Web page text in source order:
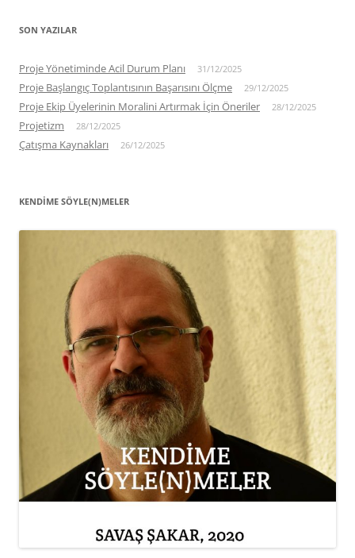
SON YAZILAR
Proje Yönetiminde Acil Durum Planı 31/12/2025
Proje Başlangıç Toplantısının Başarısını Ölçme 29/12/2025
Proje Ekip Üyelerinin Moralini Artırmak İçin Öneriler 28/12/2025
Projetizm 28/12/2025
Çatışma Kaynakları 26/12/2025
KENDIME SÖYLE(N)MELER